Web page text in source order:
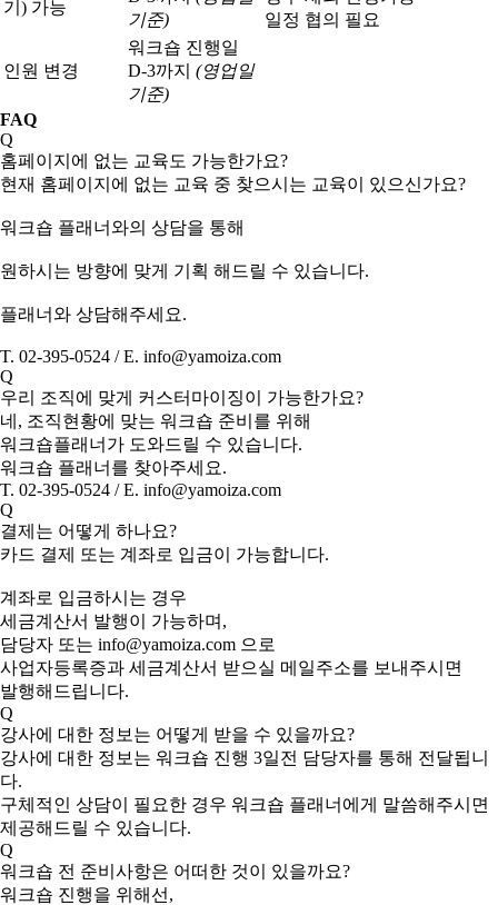
기) 가능
기준)
일정 협의 필요
인원 변경
워크숍 진행일
D-3까지 (영업일
기준)
FAQ
Q
홈페이지에 없는 교육도 가능한가요?
현재 홈페이지에 없는 교육 중 찾으시는 교육이 있으신가요?
워크숍 플래너와의 상담을 통해
원하시는 방향에 맞게 기획 해드릴 수 있습니다.
플래너와 상담해주세요.
T. 02-395-0524 / E. info@yamoiza.com
Q
우리 조직에 맞게 커스터마이징이 가능한가요?
네, 조직현황에 맞는 워크숍 준비를 위해
워크숍플래너가 도와드릴 수 있습니다.
워크숍 플래너를 찾아주세요.
T. 02-395-0524 / E. info@yamoiza.com
Q
결제는 어떻게 하나요?
카드 결제 또는 계좌로 입금이 가능합니다.
계좌로 입금하시는 경우
세금계산서 발행이 가능하며,
담당자 또는 info@yamoiza.com 으로
사업자등록증과 세금계산서 받으실 메일주소를 보내주시면
발행해드립니다.
Q
강사에 대한 정보는 어떻게 받을 수 있을까요?
강사에 대한 정보는 워크숍 진행 3일전 담당자를 통해 전달됩니
다.
구체적인 상담이 필요한 경우 워크숍 플래너에게 말씀해주시면
제공해드릴 수 있습니다.
Q
워크숍 전 준비사항은 어떠한 것이 있을까요?
워크숍 진행을 위해선,